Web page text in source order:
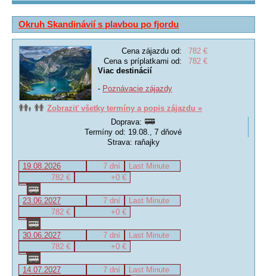
Okruh Skandinávií s plavbou po fjordu
Cena zájazdu od:
782 €
Cena s príplatkami od:
782 €
Viac destinácií
- Poznávacie zájazdy
Zobraziť všetky termíny a popis zájazdu »
Doprava:
Termíny od: 19.08., 7 dňové
Strava: raňajky
19.08.2026 7 dní
Last Minute
782 €
+0 €
23.06.2027 7 dní
Last Minute
782 €
+0 €
30.06.2027 7 dní
Last Minute
782 €
+0 €
14.07.2027 7 dní
Last Minute